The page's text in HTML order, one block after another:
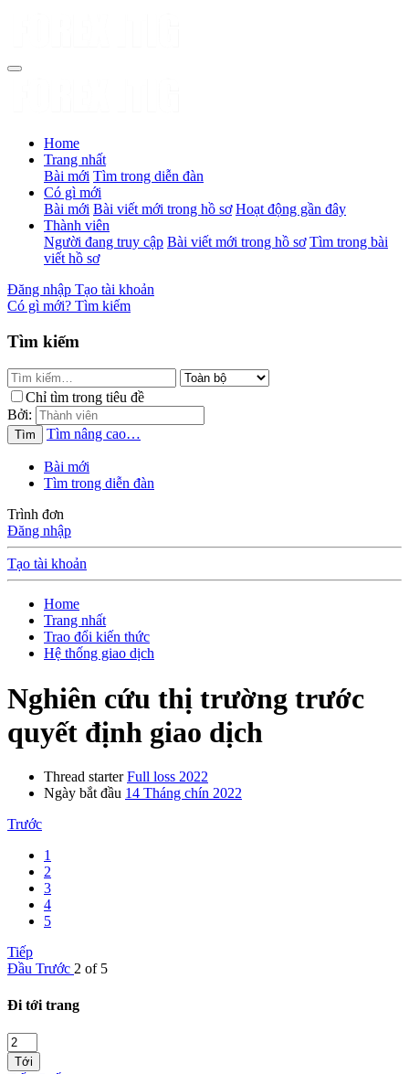
Home
Trang nhất
Bài mới Tìm trong diễn đàn
Có gì mới
Bài mới Bài viết mới trong hồ sơ Hoạt động gần đây
Thành viên
Người đang truy cập Bài viết mới trong hồ sơ Tìm trong bài
viết hồ sơ
Đăng nhập Tạo tài khoản
Có gì mới? Tìm kiếm
Tìm kiếm
Chỉ tìm trong tiêu đề
Bởi:
Tìm Tìm nâng cao…
Bài mới
Tìm trong diễn đàn
Trình đơn
Đăng nhập
Tạo tài khoản
Home
Trang nhất
Trao đổi kiến thức
Hệ thống giao dịch
Nghiên cứu thị trường trước
quyết định giao dịch
Thread starter Full loss 2022
Ngày bắt đầu 14 Tháng chín 2022
Trước
1
2
3
4
5
Tiếp
Đầu Trước 2 of 5
Đi tới trang
Tới